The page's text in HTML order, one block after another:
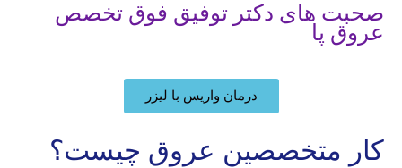
صحبت های دکتر توفیق فوق تخصص
عروق پا
درمان واریس با لیزر
کار متخصصین عروق چیست؟